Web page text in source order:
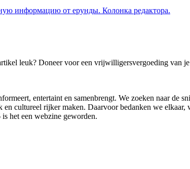
информацию от ерунды. Колонка редактора.
leuk? Doneer voor een vrijwilligersvergoeding van
entertaint en samenbrengt. We zoeken naar de
cultureel rijker maken. Daarvoor bedanken we
het een webzine geworden.